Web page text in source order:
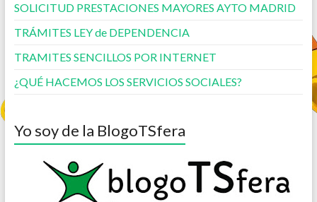
SOLICITUD PRESTACIONES MAYORES AYTO MADRID
TRÁMITES LEY de DEPENDENCIA
TRAMITES SENCILLOS POR INTERNET
¿QUÉ HACEMOS LOS SERVICIOS SOCIALES?
Yo soy de la BlogoTSfera